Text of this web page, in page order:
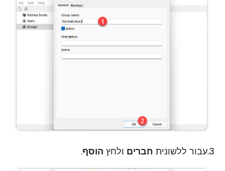
עבור ללשונית חברים ולחץ הוסף.